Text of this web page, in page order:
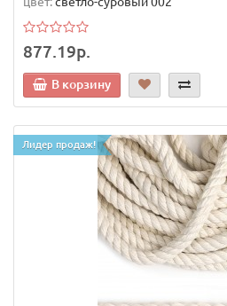
877.19р.
В корзину
Лидер продаж!